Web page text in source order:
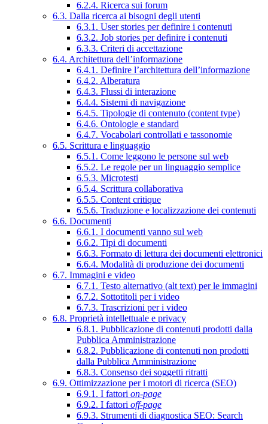
6.2.4. Ricerca sui forum
6.3. Dalla ricerca ai bisogni degli utenti
6.3.1. User stories per definire i contenuti
6.3.2. Job stories per definire i contenuti
6.3.3. Criteri di accettazione
6.4. Architettura dell’informazione
6.4.1. Definire l’architettura dell’informazione
6.4.2. Alberatura
6.4.3. Flussi di interazione
6.4.4. Sistemi di navigazione
6.4.5. Tipologie di contenuto (content type)
6.4.6. Ontologie e standard
6.4.7. Vocabolari controllati e tassonomie
6.5. Scrittura e linguaggio
6.5.1. Come leggono le persone sul web
6.5.2. Le regole per un linguaggio semplice
6.5.3. Microtesti
6.5.4. Scrittura collaborativa
6.5.5. Content critique
6.5.6. Traduzione e localizzazione dei contenuti
6.6. Documenti
6.6.1. I documenti vanno sul web
6.6.2. Tipi di documenti
6.6.3. Formato di lettura dei documenti elettronici
6.6.4. Modalità di produzione dei documenti
6.7. Immagini e video
6.7.1. Testo alternativo (alt text) per le immagini
6.7.2. Sottotitoli per i video
6.7.3. Trascrizioni per i video
6.8. Proprietà intellettuale e privacy
6.8.1. Pubblicazione di contenuti prodotti dalla
Pubblica Amministrazione
6.8.2. Pubblicazione di contenuti non prodotti
dalla Pubblica Amministrazione
6.8.3. Consenso dei soggetti ritratti
6.9. Ottimizzazione per i motori di ricerca (SEO)
6.9.1. I fattori on-page
6.9.2. I fattori off-page
6.9.3. Strumenti di diagnostica SEO: Search